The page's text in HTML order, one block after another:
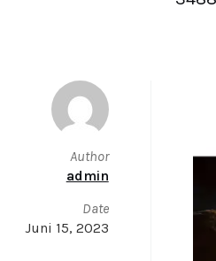
Author
admin
Date
Juni 15, 2023